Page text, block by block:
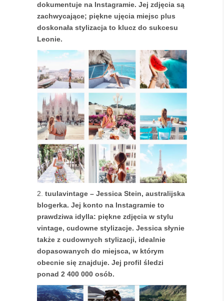
dokumentuje na Instagramie. Jej zdjęcia są
zachwycające; piękne ujęcia miejsc plus
doskonała stylizacja to klucz do sukcesu
Leonie.
tuulavintage – Jessica Stein, australijska
blogerka. Jej konto na Instagramie to
prawdziwa idylla: piękne zdjęcia w stylu
vintage, cudowne stylizacje. Jessica słynie
także z cudownych stylizacji, idealnie
dopasowanych do miejsca, w którym
obecnie się znajduje. Jej profil śledzi
ponad 2 400 000 osób.